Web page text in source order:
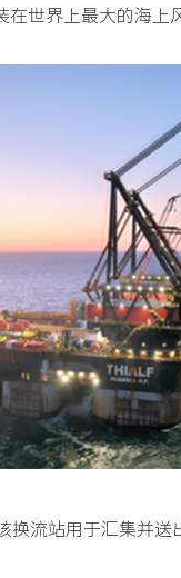
世界上最大的海
流站用于汇集并